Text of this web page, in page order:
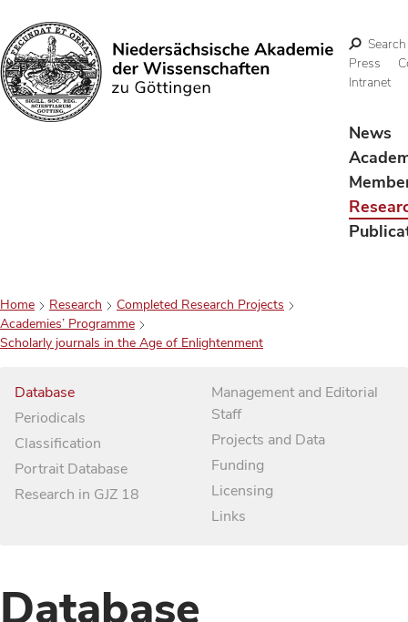
Search
Search
Press
Intranet
News
Home Research
Completed Research Projects
Academies’ Programme
Scholarly journals in the Age of Enlightenment
Database
Periodicals
Classification
Portrait Database
Research in GJZ 18
Management and Editorial
Staff
Projects and Data
Funding
Licensing
Links
Database